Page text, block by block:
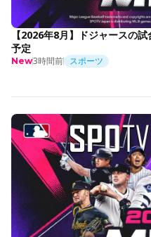
【2026年8月】ドジャースの
予定
New3時間前 スポーツ